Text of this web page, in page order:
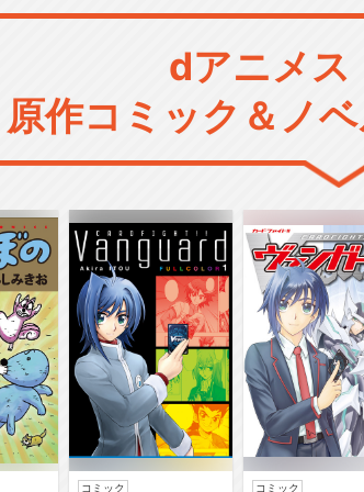
dアニメス
原作コミック＆ノ
コミック コミック